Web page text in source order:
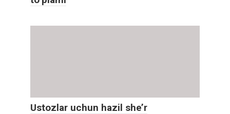
Ustozlar uchun hazil she’r